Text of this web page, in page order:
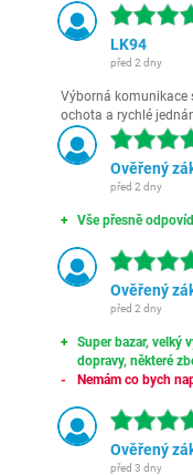
LK94
před 2 dny
Výborná komunikace
ochota a rychlé
Ověřený
před 2 dny
Vše přesně
Ověřený
před 2 dny
Super bazar, velký
dopravy, některé
Nemám co bych
Ověřený
před 3 dny